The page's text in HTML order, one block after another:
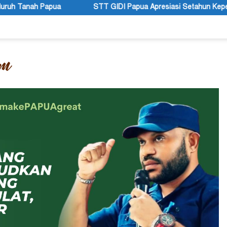
GIDI Papua Apresiasi Setahun Kepemimpinan Gubernur dan Wakil